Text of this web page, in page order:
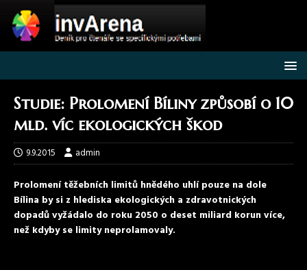
Studie: Prolomení Bíliny způsobí o 10
mld. víc ekologických škod
9.9.2015 admin
Prolomení těžebních limitů hnědého uhlí pouze na dole
Bílina by si z hlediska ekologických a zdravotnických
dopadů vyžádalo do roku 2050 o deset miliard korun více,
než kdyby se limity neprolamovaly.